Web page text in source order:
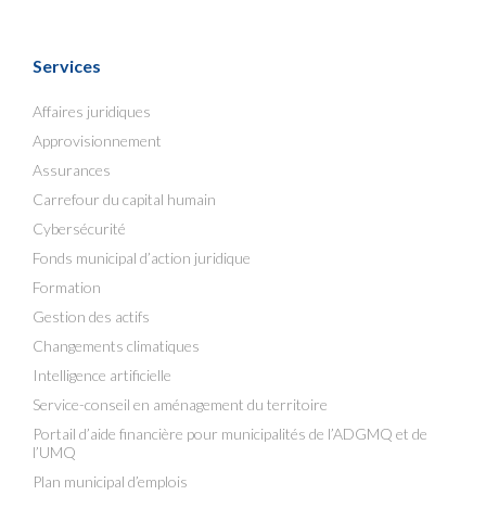
Services
Affaires juridiques
Approvisionnement
Assurances
Carrefour du capital humain
Cybersécurité
Fonds municipal d’action juridique
Formation
Gestion des actifs
Changements climatiques
Intelligence artificielle
Service-conseil en aménagement du territoire
Portail d’aide financière pour municipalités de l’ADGMQ et de
l’UMQ
Plan municipal d’emplois